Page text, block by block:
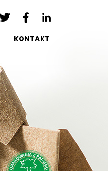
KONTAKT